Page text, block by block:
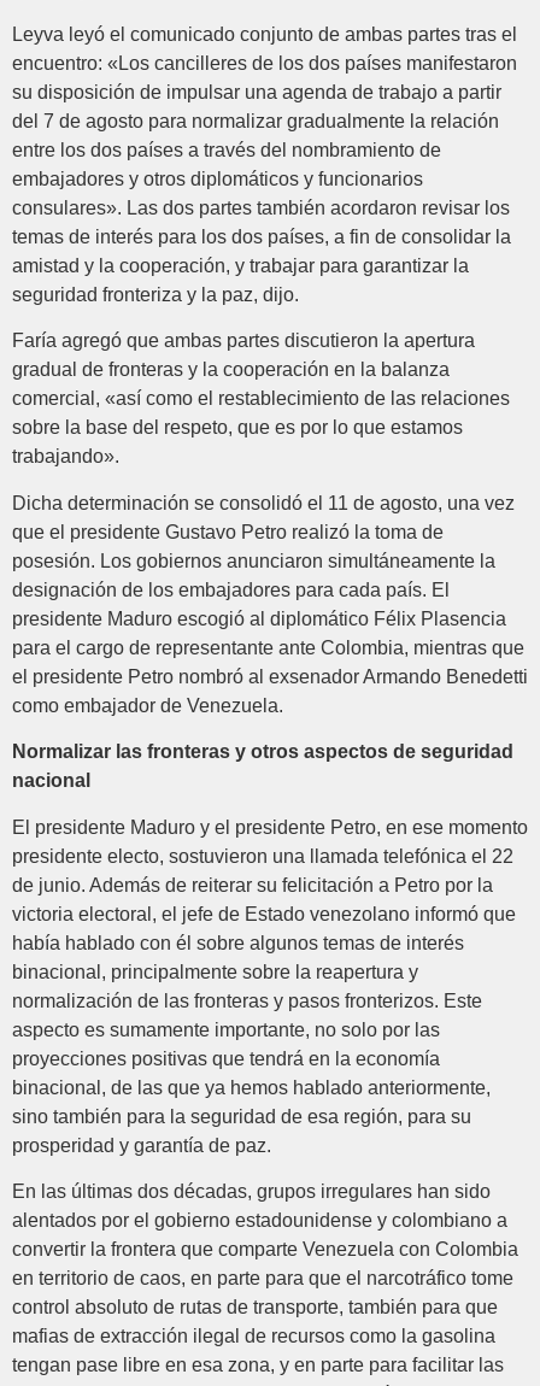
Leyva leyó el comunicado conjunto de ambas partes tras el
encuentro: «Los cancilleres de los dos países manifestaron
su disposición de impulsar una agenda de trabajo a partir
del 7 de agosto para normalizar gradualmente la relación
entre los dos países a través del nombramiento de
embajadores y otros diplomáticos y funcionarios
consulares». Las dos partes también acordaron revisar los
temas de interés para los dos países, a fin de consolidar la
amistad y la cooperación, y trabajar para garantizar la
seguridad fronteriza y la paz, dijo.
Faría agregó que ambas partes discutieron la apertura
gradual de fronteras y la cooperación en la balanza
comercial, «así como el restablecimiento de las relaciones
sobre la base del respeto, que es por lo que estamos
trabajando».
Dicha determinación se consolidó el 11 de agosto, una vez
que el presidente Gustavo Petro realizó la toma de
posesión. Los gobiernos anunciaron simultáneamente la
designación de los embajadores para cada país. El
presidente Maduro escogió al diplomático Félix Plasencia
para el cargo de representante ante Colombia, mientras que
el presidente Petro nombró al exsenador Armando Benedetti
como embajador de Venezuela.
Normalizar las fronteras y otros aspectos de seguridad
nacional
El presidente Maduro y el presidente Petro, en ese momento
presidente electo, sostuvieron una llamada telefónica el 22
de junio. Además de reiterar su felicitación a Petro por la
victoria electoral, el jefe de Estado venezolano informó que
había hablado con él sobre algunos temas de interés
binacional, principalmente sobre la reapertura y
normalización de las fronteras y pasos fronterizos. Este
aspecto es sumamente importante, no solo por las
proyecciones positivas que tendrá en la economía
binacional, de las que ya hemos hablado anteriormente,
sino también para la seguridad de esa región, para su
prosperidad y garantía de paz.
En las últimas dos décadas, grupos irregulares han sido
alentados por el gobierno estadounidense y colombiano a
convertir la frontera que comparte Venezuela con Colombia
en territorio de caos, en parte para que el narcotráfico tome
control absoluto de rutas de transporte, también para que
mafias de extracción ilegal de recursos como la gasolina
tengan pase libre en esa zona, y en parte para facilitar las